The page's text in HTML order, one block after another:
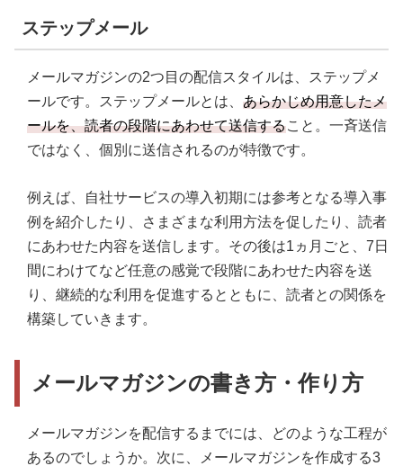
ステップメール
メールマガジンの2つ目の配信スタイルは、ステップメ
ールです。ステップメールとは、 あらかじめ用意したメ
ールを、読者の段階にあわせて送信すること。一斉送信
ではなく、個別に送信されるのが特徴です。
例えば、自社サービスの導入初期には参考となる導入事
例を紹介したり、さまざまな利用方法を促したり、読者
にあわせた内容を送信します。その後は1ヵ月ごと、7日
間にわけてなど任意の感覚で段階にあわせた内容を送
り、継続的な利用を促進するとともに、読者との関係を
構築していきます。
メールマガジンの書き方・作り方
メールマガジンを配信するまでには、どのような工程が
あるのでしょうか。次に、メールマガジンを作成する3